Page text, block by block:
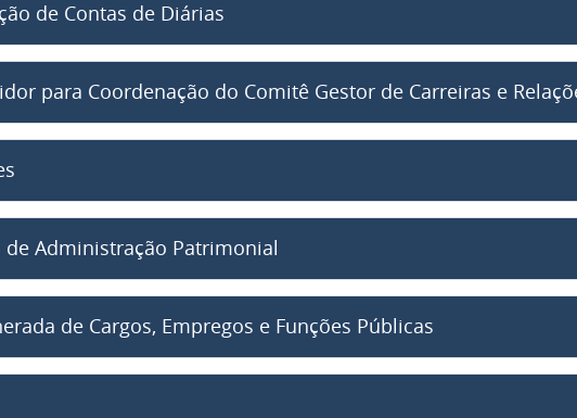
de Contas de Diárias
para Coordenação do Comitê Gestor de Carreiras e
Administração Patrimonial
de Cargos, Empregos e Funções Públicas